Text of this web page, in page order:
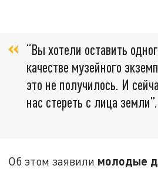
“Вы хотели оставить
качестве музейного
это не получилось. И
нас стереть с лица земли”.
Об этом заявили молодые